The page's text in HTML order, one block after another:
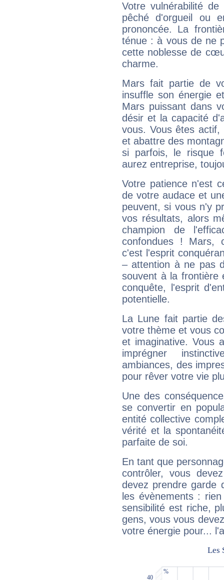
Votre vulnérabilité
pêché d'orgueil ou
prononcée. La
ténue : à vous de ne
cette noblesse de
charme.
Mars fait partie de
insuffle son énergie
Mars puissant dans
désir et la capacité
vous. Vous êtes
et abattre des
si parfois, le risque
aurez entreprise,
Votre patience n'est
de votre audace et
peuvent, si vous n'y
vos résultats, alors
champion de
confondues ! Mars,
c'est l'esprit
– attention à ne pas
souvent à la frontière
conquête, l'esprit
potentielle.
La Lune fait partie
votre thème et vous
et imaginative. Vous
imprégner
ambiances, des
pour rêver votre vie
Une des
se convertir en
entité collective
vérité et la
parfaite de soi.
En tant que
contrôler, vous
devez prendre garde
les évènements :
sensibilité est riche,
gens, vous vous
votre énergie pour...